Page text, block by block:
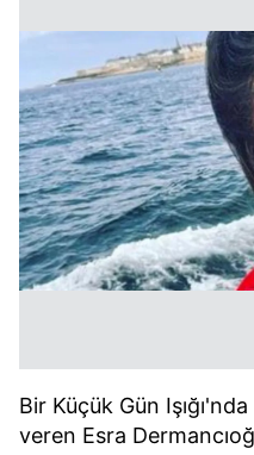
Bir Küçük Gün
veren Esra